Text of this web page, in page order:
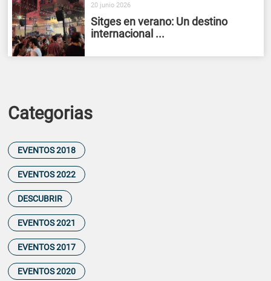
20 junio 2026
Sitges en verano: Un destino
internacional ...
Categorias
EVENTOS 2018
EVENTOS 2022
DESCUBRIR
EVENTOS 2021
EVENTOS 2017
EVENTOS 2020